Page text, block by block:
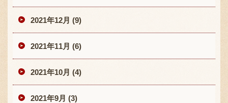
2021年12月 (9)
2021年11月 (6)
2021年10月 (4)
2021年9月 (3)